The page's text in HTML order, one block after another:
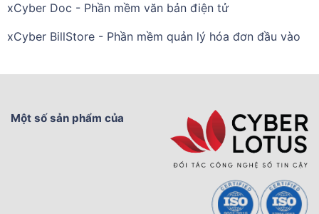
xCyber Doc - Phần mềm văn bản điện tử
xCyber BillStore - Phần mềm quản lý hóa đơn đầu vào
Một số sản phẩm của